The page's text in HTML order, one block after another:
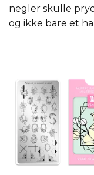
negler skulle
og ikke bare et